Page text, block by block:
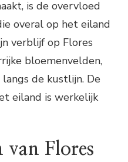
is de overvloed
overal op het eiland
verblijf op Flores
bloemenvelden,
de kustlijn. De
eiland is werkelijk
van Flores